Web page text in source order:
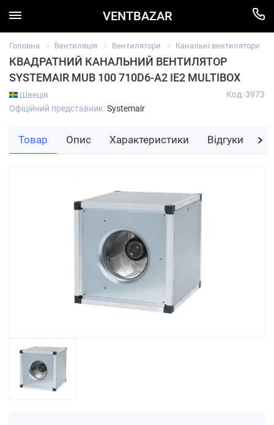
VENTBAZAR
Головна Вентиляція Вентилятори Канальні вентилятори
КВАДРАТНИЙ КАНАЛЬНИЙ ВЕНТИЛЯТОР
SYSTEMAIR MUB 100 710D6-A2 IE2 MULTIBOX
Швеція
Офіційний представник:Systemair
Код: 3973
Товар Опис Характеристики Відгуки